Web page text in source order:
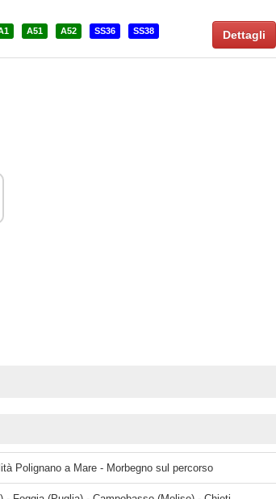
A51 A52 SS36 SS38 Dettagli
Polignano a Mare - Morbegno sul percorso